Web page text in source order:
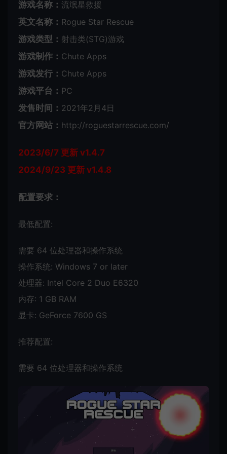
游戏名称： 流氓星救援
英文名称： Rogue Star Rescue
游戏类型： 射击类(STG)游戏
游戏制作： Chute Apps
游戏发行： Chute Apps
游戏平台： PC
发售时间： 2021年2月4日
官方网站： http://roguestarrescue.com/
2023/6/7 更新 v1.4.7
2024/9/23 更新 v1.4.8
配置要求：
最低配置:
需要 64 位处理器和操作系统
操作系统: Windows 7 or later
处理器: Intel Core 2 Duo E6320
内存: 1 GB RAM
显卡: GeForce 7600 GS
推荐配置:
需要 64 位处理器和操作系统